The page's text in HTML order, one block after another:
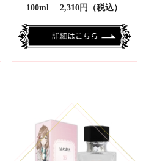
100ml 2,310円（税込）